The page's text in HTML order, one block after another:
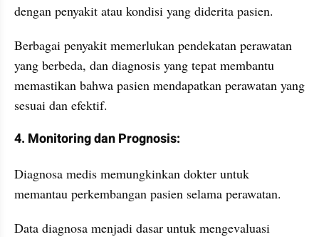
dengan penyakit atau kondisi yang diderita pasien.
Berbagai penyakit memerlukan pendekatan perawatan
yang berbeda, dan diagnosis yang tepat membantu
memastikan bahwa pasien mendapatkan perawatan yang
sesuai dan efektif.
4. Monitoring dan Prognosis:
Diagnosa medis memungkinkan dokter untuk
memantau perkembangan pasien selama perawatan.
Data diagnosa menjadi dasar untuk mengevaluasi